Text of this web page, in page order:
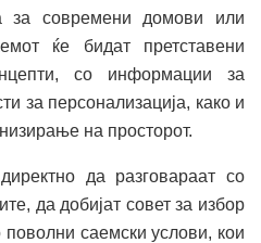
за современи домови или
ќе бидат претставени
со информации за
за персонализација, како и
на просторот.
да разговараат со
да добијат совет за избор
саемски услови, кои